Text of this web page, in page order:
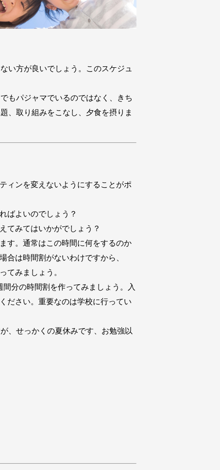
い方が良いでしょう。このスケジュ
もパジャマでいるのではなく、きち
、取り組みをこなし、夕食を摂りま
ィンを変えないようにすることがポ
ばよいのでしょう？
てみてはいかがでしょう？
す。通常はこの時間に何をするのか
合は時間割がないわけですから、
てみましょう。
分の時間割を作ってみましょう。入
ださい。重要なのは学校に行ってい
、せっかくの夏休みです、お勉強以